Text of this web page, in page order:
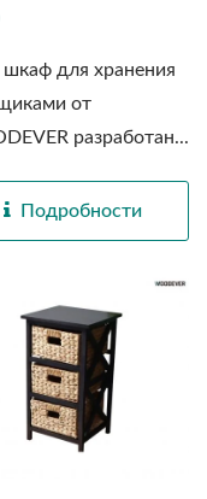
для хранения
от
разработан...
Подробности